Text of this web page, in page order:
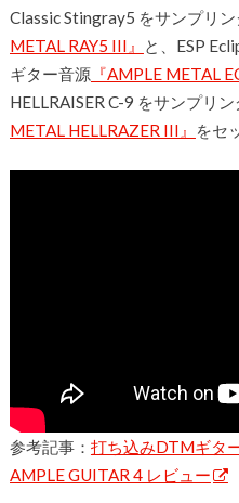
Classic Stingray5 をサンプリ
METAL RAY5 III』
と、ESP
ギター音源『AMPLE METAL
HELLRAISER C-9 をサンプリ
METAL HELLRAZER III』
をセ
参考記事： 打ち込みDTMギタ
AMPLE GUITAR 4 レビュー